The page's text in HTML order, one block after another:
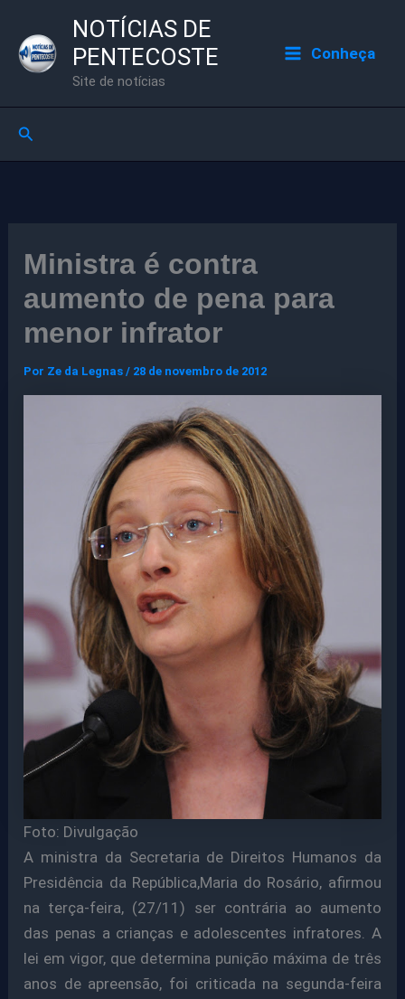
para
NOTÍCIAS DE
PENTECOSTE
Site de notícias
Conheça
Pesquisar
Ministra é contra
aumento de pena para
menor infrator
Por Ze da Legnas/ 28 de novembro de 2012
Foto: Divulgação
A ministra da Secretaria de Direitos Humanos da
Presidência da República,Maria do Rosário, afirmou
na terça-feira, (27/11) ser contrária ao aumento
das penas a crianças e adolescentes infratores. A
lei em vigor, que determina punição máxima de três
anos de apreensão, foi criticada na segunda-feira